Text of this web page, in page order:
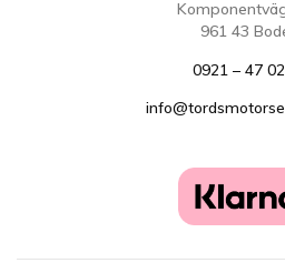
961 43
0921 – 47